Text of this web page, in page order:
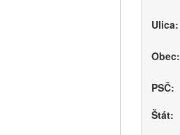
Ulica:
Obec:
PSČ:
Štát: